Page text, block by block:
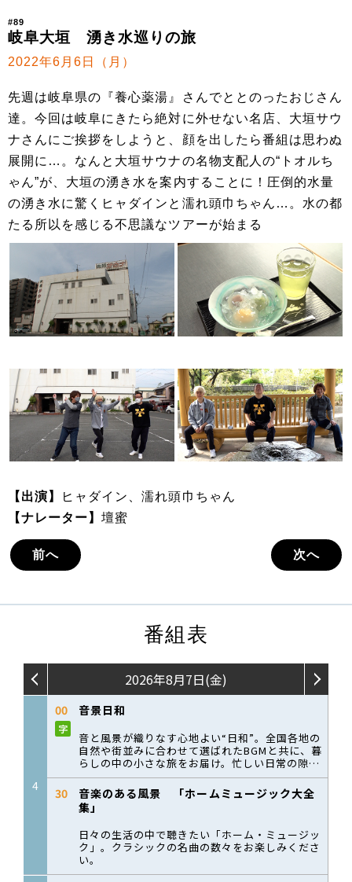
#89
岐阜大垣 湧き水巡りの旅
2022年6月6日（月）
先週は岐阜県の『養心薬湯』さんでととのったおじさん
達。今回は岐阜にきたら絶対に外せない名店、大垣サウ
ナさんにご挨拶をしようと、顔を出したら番組は思わぬ
展開に…。なんと大垣サウナの名物支配人の“トオルち
ゃん”が、大垣の湧き水を案内することに！圧倒的水量
の湧き水に驚くヒャダインと濡れ頭巾ちゃん…。水の都
たる所以を感じる不思議なツアーが始まる
【出演】
ヒャダイン、濡れ頭巾ちゃん
【ナレーター】壇蜜
前へ 次へ
番組表